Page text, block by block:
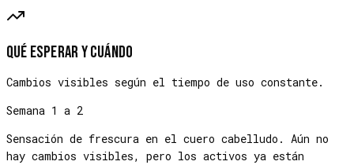
Qué esperar y cuándo
Cambios visibles según el tiempo de uso constante.
Semana 1 a 2
Sensación de frescura en el cuero cabelludo. Aún no
hay cambios visibles, pero los activos ya están